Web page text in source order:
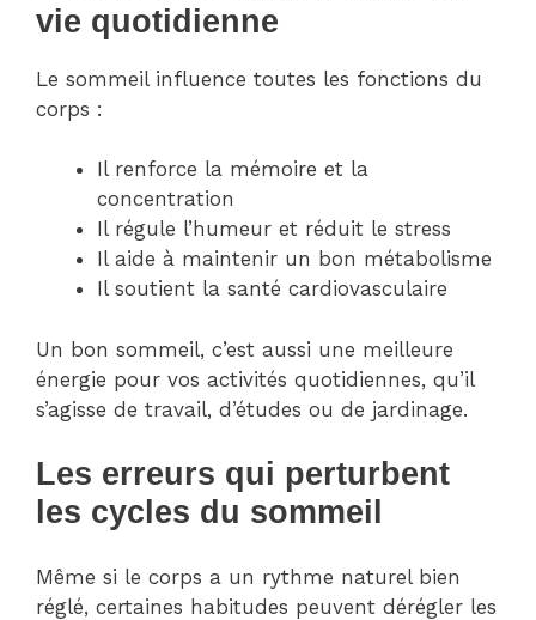
vie quotidienne
Le sommeil influence toutes les fonctions du
corps :
Il renforce la mémoire et la
concentration
Il régule l’humeur et réduit le stress
Il aide à maintenir un bon métabolisme
Il soutient la santé cardiovasculaire
Un bon sommeil, c’est aussi une meilleure
énergie pour vos activités quotidiennes, qu’il
s’agisse de travail, d’études ou de jardinage.
Les erreurs qui perturbent
les cycles du sommeil
Même si le corps a un rythme naturel bien
réglé, certaines habitudes peuvent dérégler les